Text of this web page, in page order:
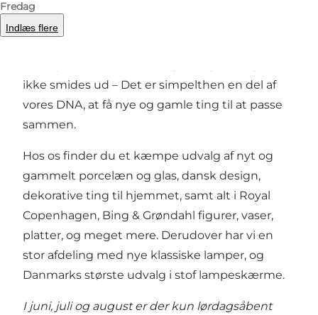
Fredag
Indlæs flere
er egentligt tale om en kombination af en
brugskunstbutik med nye varer, en
ikke smides ud – Det er simpelthen en del af
vores DNA, at få nye og gamle ting til at passe
sammen.
Hos os finder du et kæmpe udvalg af nyt og
gammelt porcelæn og glas, dansk design,
dekorative ting til hjemmet, samt alt i Royal
Copenhagen, Bing & Grøndahl figurer, vaser,
platter, og meget mere. Derudover har vi en
stor afdeling med nye klassiske lamper, og
Danmarks største udvalg i stof lampeskærme.
I juni, juli og august er der kun lørdagsåbent